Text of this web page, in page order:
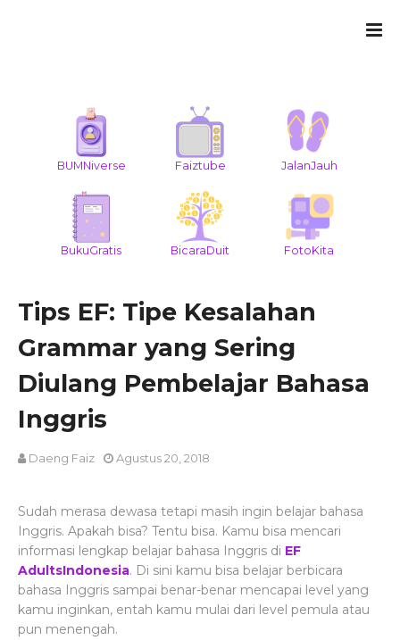
BUMNiverse Faiztube JalanJauh
BukuGratis BicaraDuit FotoKita
Tips EF: Tipe Kesalahan
Grammar yang Sering
Diulang Pembelajar Bahasa
Inggris
Daeng Faiz Agustus 20, 2018
Sudah merasa dewasa tetapi masih ingin belajar bahasa
Inggris. Apakah bisa? Tentu bisa. Kamu bisa mencari
informasi lengkap belajar bahasa Inggris di EF
AdultsIndonesia. Di sini kamu bisa belajar berbicara
bahasa Inggris sampai benar-benar mencapai level yang
kamu inginkan, entah kamu mulai dari level pemula atau
pun menengah.